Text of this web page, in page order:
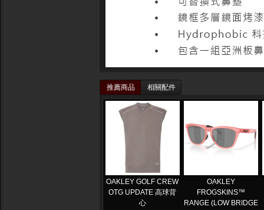
推薦商品 相關配件
OAKLEY GOLF CREW
OTG UPDATE 高球背
心
OAKLEY
FROGSKINS™
RANGE (LOW BRIDGE